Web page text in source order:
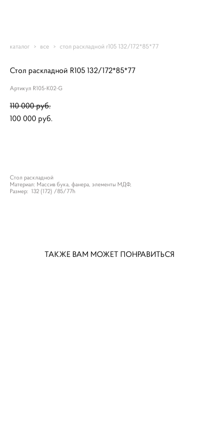
каталог > все > стол раскладной r105 132/172*85*77
Стол раскладной R105 132/172*85*77
Артикул R105-K02-G
110 000 pуб.
100 000 pуб.
Стол раскладной
Материал: Массив бука, фанера, элементы МДФ,
Размер: 132 (172) /85/77h
ТАКЖЕ ВАМ МОЖЕТ ПОНРАВИТЬСЯ